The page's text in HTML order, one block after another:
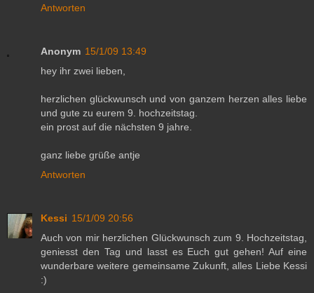
Antworten
Anonym 15/1/09 13:49
hey ihr zwei lieben,
herzlichen glückwunsch und von ganzem herzen alles liebe
und gute zu eurem 9. hochzeitstag.
ein prost auf die nächsten 9 jahre.
ganz liebe grüße antje
Antworten
Kessi 15/1/09 20:56
Auch von mir herzlichen Glückwunsch zum 9. Hochzeitstag,
geniesst den Tag und lasst es Euch gut gehen! Auf eine
wunderbare weitere gemeinsame Zukunft, alles Liebe Kessi
:)